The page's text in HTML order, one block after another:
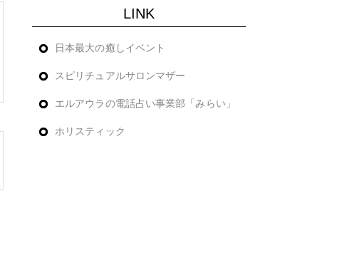
LINK
日本最大の癒しイベント
スピリチュアルサロンマザー
エルアウラの電話占い事業部「みらい」
ホリスティック